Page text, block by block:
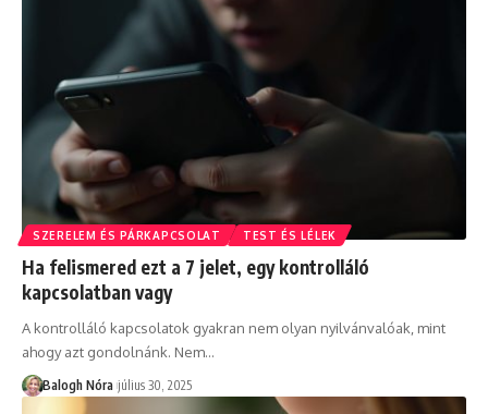
SZERELEM ÉS PÁRKAPCSOLAT TEST ÉS LÉLEK
Ha felismered ezt a 7 jelet, egy kontrolláló
kapcsolatban vagy
A kontrolláló kapcsolatok gyakran nem olyan nyilvánvalóak, mint
ahogy azt gondolnánk. Nem…
Balogh Nóra július 30, 2025